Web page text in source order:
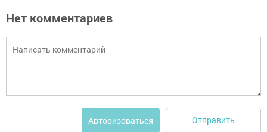
Нет комментариев
Авторизоваться Отправить